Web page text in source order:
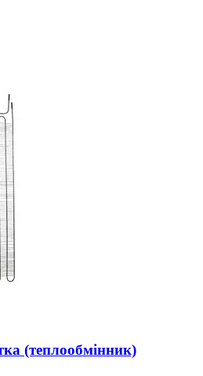
(теплообмінник)